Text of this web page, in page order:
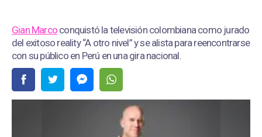
Gian Marco conquistó la televisión colombiana como jurado
del exitoso reality “A otro nivel” y se alista para reencontrarse
con su público en Perú en una gira nacional.